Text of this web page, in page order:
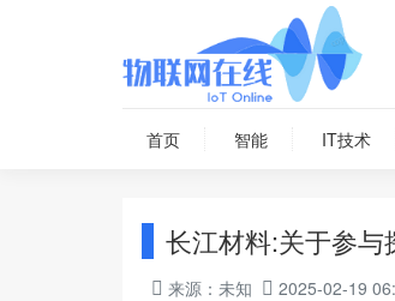
首页 智能 IT技术
长江材料:关于参
来源：未知 2025-02-19